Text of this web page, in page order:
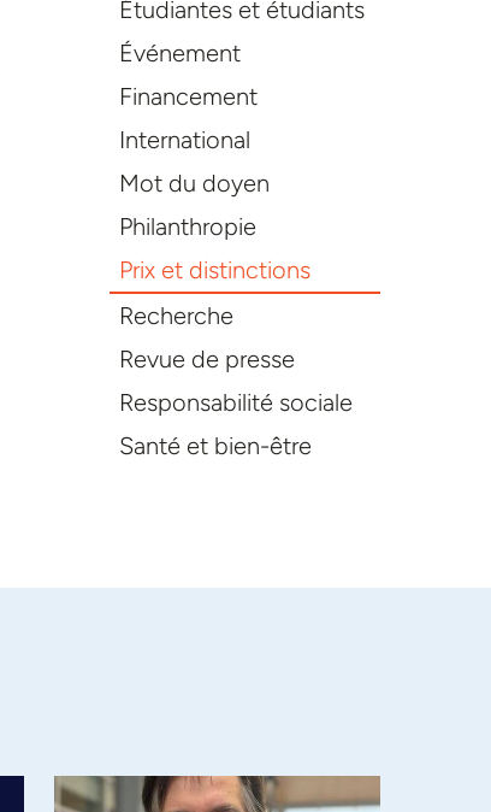
Étudiantes et étudiants
Événement
Financement
International
Mot du doyen
Philanthropie
Prix et distinctions
Recherche
Revue de presse
Responsabilité sociale
Santé et bien-être